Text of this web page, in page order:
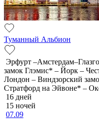
Туманный Альбион
Эрфурт
замок Глэмис* – Йорк –
Лондон – Виндзорский
Стратфорд на Эйвоне* –
16 дней
15 ночей
07.09